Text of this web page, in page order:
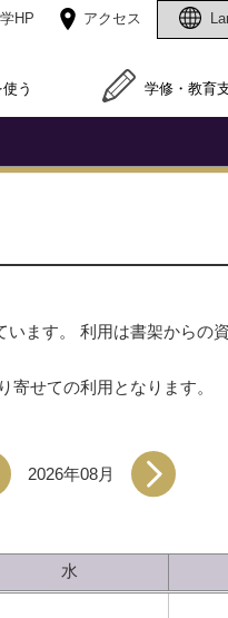
HP アクセス
う 学修・教育
ます。 利用は書架からの
せての利用となります。
2026年08月
水